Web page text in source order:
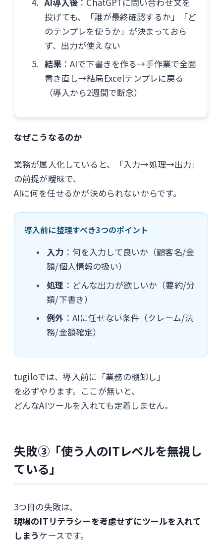
投げても、「誰が最終確認するか」「ど
のテンプレを使うか」が決まっておら
ず、出力が使えない
結果：AIで下書きを作る→手作業で全面
書き直し→結局Excelテンプレに戻る
（導入から2週間で断念）
なぜこうなるのか
業務が属人化していると、「入力→処理→出力」
の前提が曖昧で、
AIに何を任せるかが決められないからです。
導入前に整理すべき3つのポイント
入力 ：何を入力して良いか（顧客名/金
額/個人情報の扱い）
処理 ：どんな出力が欲しいか（要約/分
類/下書き）
例外 ：AIに任せない条件（クレーム/法
務/金額確定）
tugiloでは、導入前に「業務の棚卸し」
を必ずやります。ここが無いと、
どんなAIツールを入れても定着しません。
失敗③「使う人のITレベルを無視し
ている」
3つ目の失敗は、
現場のITリテラシーを考慮せずにツールを入れて
しまうケースです。